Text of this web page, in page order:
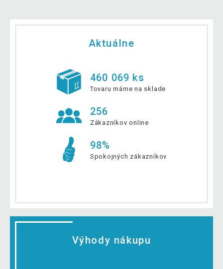
Aktuálne
460 069 ks
Tovaru máme na sklade
256
Zákazníkov online
98%
Spokojných zákazníkov
Výhody nákupu